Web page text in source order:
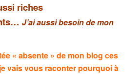
riches
J’ai aussi besoin de mon
« absente » de mon blog ces
vais vous raconter pourquoi à